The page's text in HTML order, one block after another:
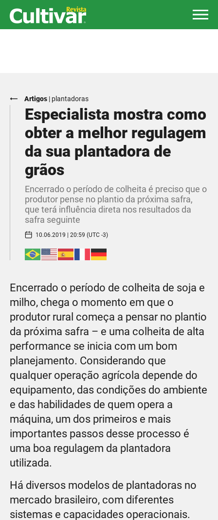
Artigos | plantadoras
Especialista mostra como
obter a melhor regulagem
da sua plantadora de
grãos
Encerrado o período de colheita é preciso que o
produtor pense no plantio da próxima safra,
que terá influência direta nos resultados da
safra seguinte
10.06.2019 | 20:59 (UTC -3)
Encerrado o período de colheita de soja e
milho, chega o momento em que o
produtor rural começa a pensar no plantio
da próxima safra – e uma colheita de alta
performance se inicia com um bom
planejamento. Considerando que
qualquer operação agrícola depende do
equipamento, das condições do ambiente
e das habilidades de quem opera a
máquina, um dos primeiros e mais
importantes passos desse processo é
uma boa regulagem da plantadora
utilizada.
Há diversos modelos de plantadoras no
mercado brasileiro, com diferentes
sistemas e capacidades operacionais.